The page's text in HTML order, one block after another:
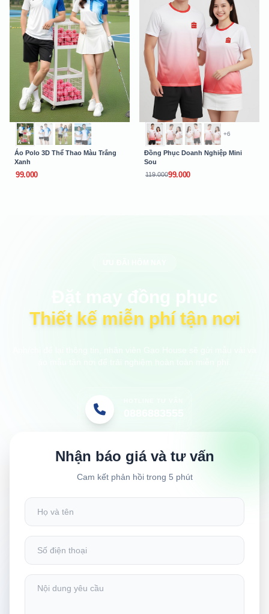
Áo Polo 3D Thể Thao Màu Trắng
Xanh
99.000
+6
Đồng Phục Doanh Nghiệp Mini
Sou
119.00099.000
Thiết kế miễn phí tận nơi
Nhận báo giá và tư vấn
Cam kết phản hồi trong 5 phút